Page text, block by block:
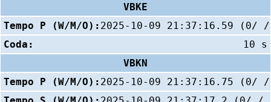
VBKE
Tempo P (W/M/O): 2025-10-09 21:37:16.59 (0/
Coda:
10 s
VBKN
Tempo P (W/M/O): 2025-10-09 21:37:16.75 (0/